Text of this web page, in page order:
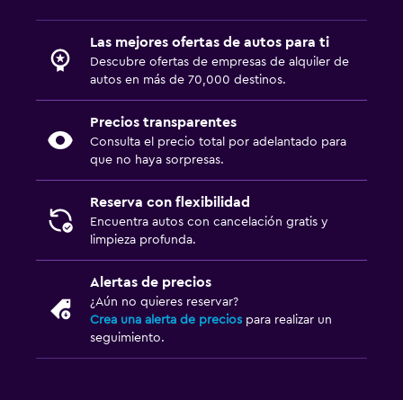
Las mejores ofertas de autos para ti
Descubre ofertas de empresas de alquiler de
autos en más de 70,000 destinos.
Precios transparentes
Consulta el precio total por adelantado para
que no haya sorpresas.
Reserva con flexibilidad
Encuentra autos con cancelación gratis y
limpieza profunda.
Alertas de precios
¿Aún no quieres reservar?
Crea una alerta de precios para realizar un
seguimiento.